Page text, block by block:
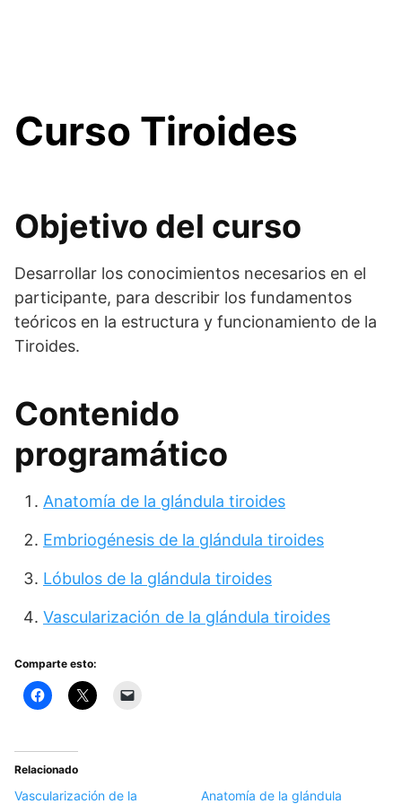
Curso Tiroides
Objetivo del curso
Desarrollar los conocimientos necesarios en el
participante, para describir los fundamentos
teóricos en la estructura y funcionamiento de la
Tiroides.
Contenido
programático
Anatomía de la glándula tiroides
Embriogénesis de la glándula tiroides
Lóbulos de la glándula tiroides
Vascularización de la glándula tiroides
Comparte esto:
Relacionado
Vascularización de la Anatomía de la glándula